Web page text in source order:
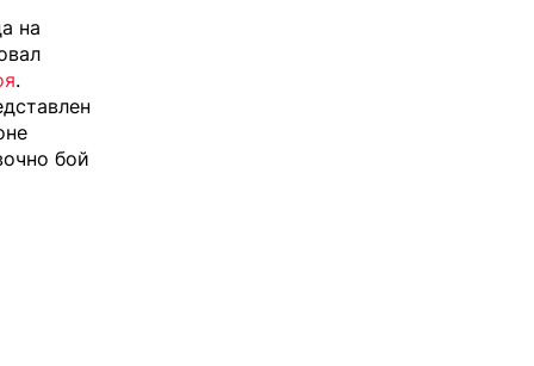
на
.
бой